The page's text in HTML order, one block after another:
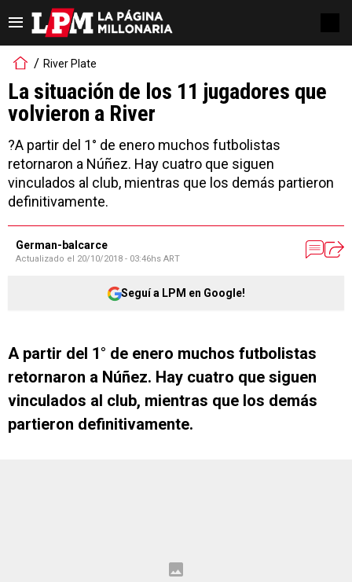
River Plate
La situación de los 11 jugadores que
volvieron a River
?A partir del 1° de enero muchos futbolistas
retornaron a Núñez. Hay cuatro que siguen
vinculados al club, mientras que los demás partieron
definitivamente.
German-balcarce
Actualizado el 20/10/2018 - 03:46hs ART
Seguí a LPM en Google!
A partir del 1° de enero muchos futbolistas
retornaron a Núñez. Hay cuatro que siguen
vinculados al club, mientras que los demás
partieron definitivamente.